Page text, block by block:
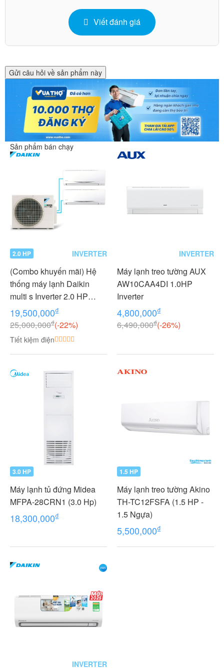
Viết đánh giá
Gửi câu hỏi về sản phẩm này
Sản phẩm bán chạy
2.0 HP INVERTER
(Combo khuyến mãi) Hệ
thống máy lạnh Daikin
multi s Inverter 2.0 HP
(2HP Ngựa) - 1 dàn nóng 2
dàn lạnh (1.0 + 1.0 HP (1
Ngựa) MKC50RVMV-
CTKC25RVMV+CTKC25R
19,500,000₫
25,000,000₫(-22%)
Tiết kiệm điện
INVERTER
Máy lạnh treo tường AUX
AW10CAA4DI 1.0HP
Inverter
4,800,000₫
6,490,000₫(-26%)
3.0 HP
Máy lạnh tủ đứng Midea
MFPA-28CRN1 (3.0 Hp)
18,300,000₫
1.5 HP
Máy lạnh treo tường Akino
TH-TC12FSFA (1.5 HP -
1.5 Ngựa)
5,500,000₫
INVERTER